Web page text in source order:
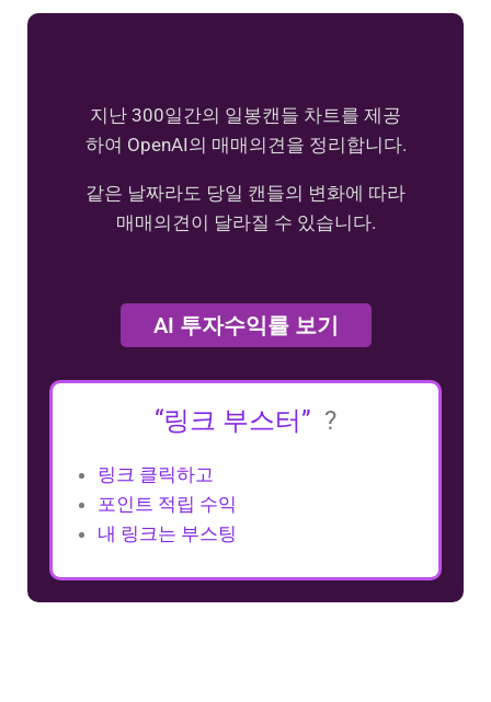
지난 300일간의 일봉캔들 차트를 제공
하여 OpenAI의 매매의견을 정리합니다.
같은 날짜라도 당일 캔들의 변화에 따라
매매의견이 달라질 수 있습니다.
AI 투자수익률 보기
“링크 부스터” ?
링크 클릭하고
포인트 적립 수익
내 링크는 부스팅